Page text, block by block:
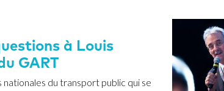
à Louis
GART
du transport public qui se